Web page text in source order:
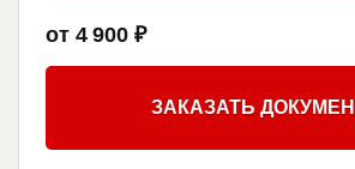
от 4 900 ₽
ЗАКАЗАТЬ